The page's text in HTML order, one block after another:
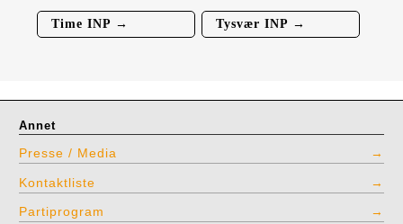
Time INP → Tysvær INP →
Annet
Presse / Media
Kontaktliste
Partiprogram